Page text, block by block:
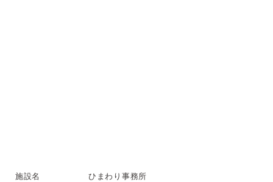
施設名 ひまわり事務所